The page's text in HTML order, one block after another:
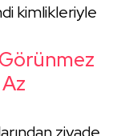
kimlikleriyle